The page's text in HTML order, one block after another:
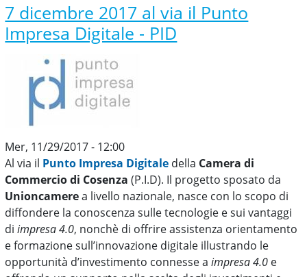
Cosenza
7 dicembre 2017 al via il Punto
Impresa Digitale - PID
Mer, 11/29/2017 - 12:00
Al via il Punto Impresa Digitale della Camera di
Commercio di Cosenza (P.I.D). Il progetto sposato da
Unioncamerea livello nazionale, nasce con lo scopo di
diffondere la conoscenza sulle tecnologie e sui vantaggi
diimpresa 4.0, nonchè di offrire assistenza orientamento
e formazione sull’innovazione digitale illustrando le
opportunità d’investimento connesse aimpresa 4.0 e